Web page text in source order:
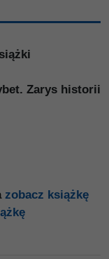
Zarys historii
zobacz książkę